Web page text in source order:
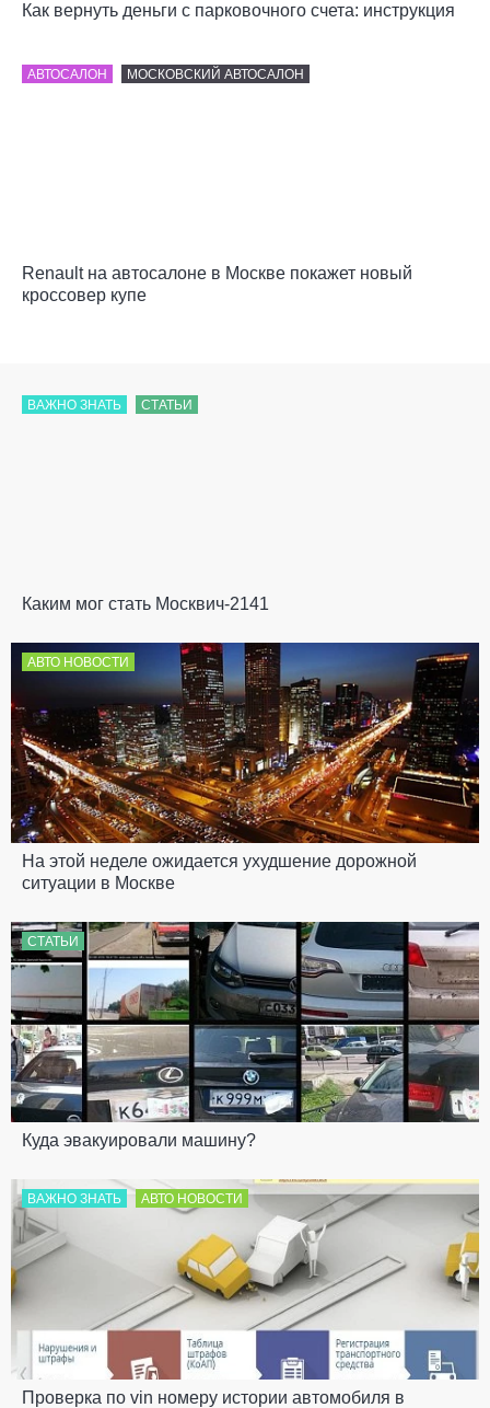
Как вернуть деньги с парковочного счета: инструкция
АВТОСАЛОН МОСКОВСКИЙ АВТОСАЛОН
Renault на автосалоне в Москве покажет новый
кроссовер купе
ВАЖНО ЗНАТЬ СТАТЬИ
Каким мог стать Москвич-2141
АВТО НОВОСТИ
На этой неделе ожидается ухудшение дорожной
ситуации в Москве
СТАТЬИ
Куда эвакуировали машину?
ВАЖНО ЗНАТЬ АВТО НОВОСТИ
Проверка по vin номеру истории автомобиля в